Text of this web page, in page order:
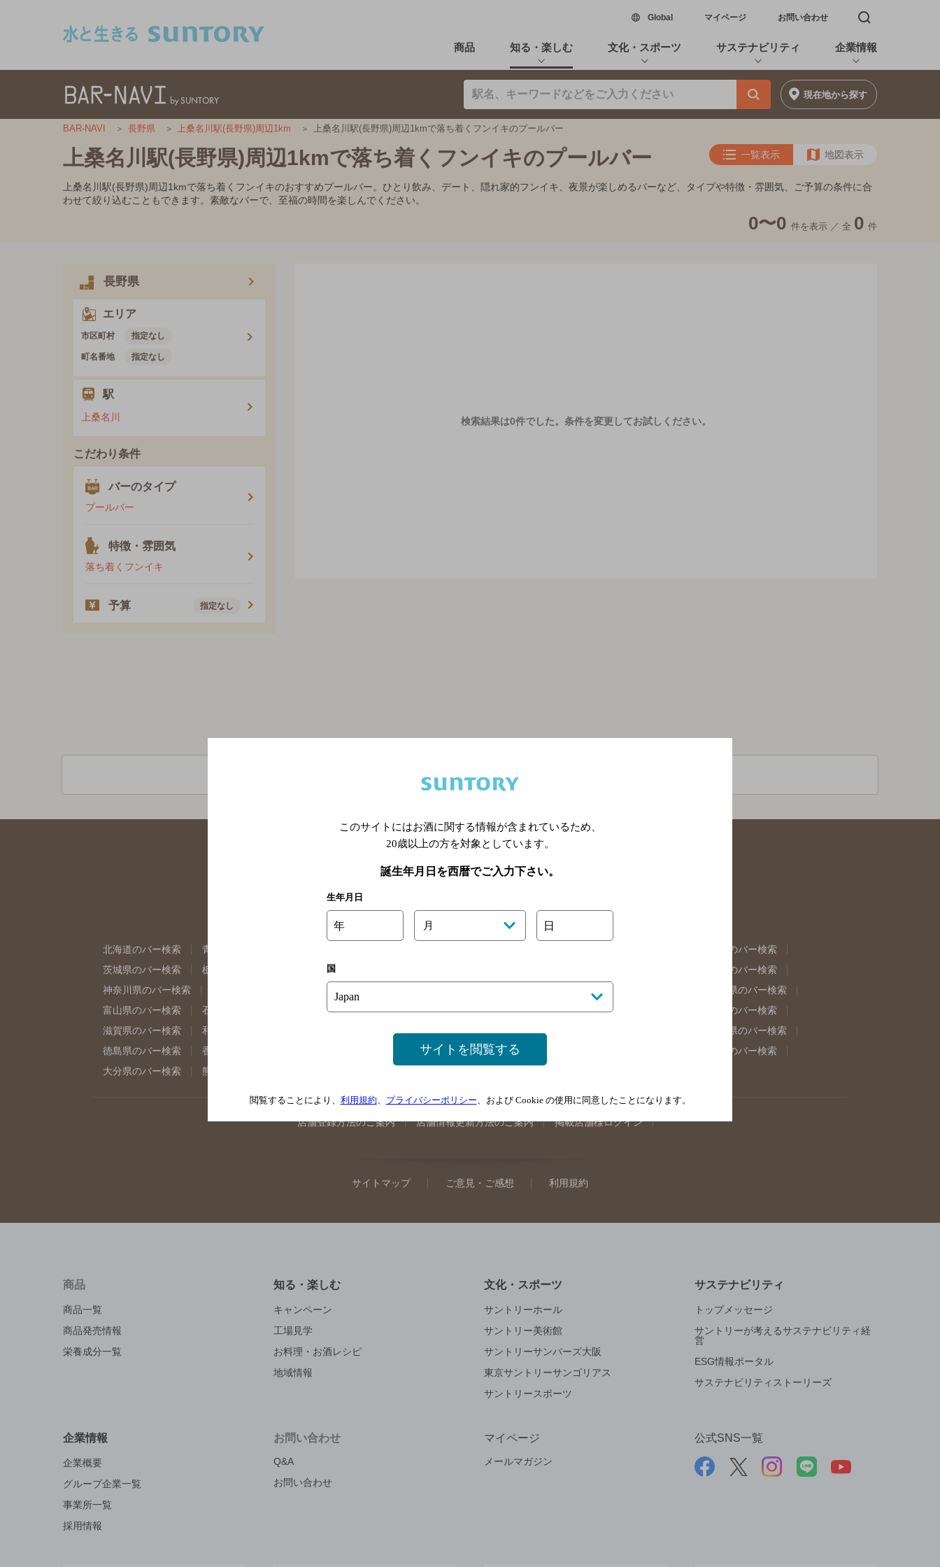
Global新しいウィンドウで開く
マイページ お問い合わせ 検索窓を開く
商品 知る・楽しむ 文化・スポーツ サステナビリティ 企業情報
現在地から探す
BAR-NAVI 長野県 上桑名川駅(長野県)周辺1km 上桑名川駅(長野県)周辺1kmで落ち着くフンイキのプールバー
上桑名川駅(長野県)周辺1kmで落ち着くフンイキのプールバー 一覧表示 地図表示
上桑名川駅(長野県)周辺1kmで落ち着くフンイキのおすすめプールバー。ひとり飲み、デート、隠れ家的フンイキ、夜景が楽しめるバーなど、タイプや特徴・雰囲気、ご予算の条件に合
わせて絞り込むこともできます。素敵なバーで、至福の時間を楽しんでください。
0〜0 件を表示 ／ 全 0 件
長野県
エリア
市区町村 指定なし
町名番地 指定なし
駅
上桑名川
こだわり条件
バーのタイプ
プールバー
特徴・雰囲気
落ち着くフンイキ
予算 指定なし
検索結果は0件でした。 条件を変更してお試しください。
関連ページ
北海道のバー検索 青森県のバー検索
福島県のバー検索
茨城県のバー検索
栃木県のバー検索 群馬県のバー検索
東京都のバー検索
神奈川県のバー検索
埼玉県のバー検索
岐阜県のバー検索
富山県のバー検索
石川県のバー検索 福井県のバー検索 大阪府のバー検索 京都府のバー検索 兵庫県のバー検索
奈良県のバー検索
滋賀県のバー検索
和歌山県のバー検索 岡山県のバー検索 山口県のバー検索
島根県のバー検索
徳島県のバー検索
香川県のバー検索 高知県のバー検索 福岡県のバー検索
佐賀県のバー検索
大分県のバー検索
熊本県のバー検索
店舗登録方法のご案内 店舗情報更新方法のご案内 掲載店舗様ログイン
サイトマップ ご意見・ご感想 利用規約
商品
商品一覧
商品発売情報
栄養成分一覧
知る・楽しむ
キャンペーン
工場見学
お料理・お酒レシピ
地域情報
文化・スポーツ
サントリーホール
サントリー美術館
サントリーサンバーズ大阪
東京サントリーサンゴリアス
サントリースポーツ
サステナビリティ
トップメッセージ
サントリーが考えるサステナビリティ経
営
ESG情報ポータル
サステナビリティストーリーズ
企業情報
企業概要
グループ企業一覧
事業所一覧
採用情報
お問い合わせ
Q&A
お問い合わせ
マイページ
メールマガジン
公式SNS一覧
このサイトにはお酒に関する情報が含まれているため、
20歳以上の方を対象としています。
誕生年月日を西暦でご入力下さい。
生年月日
年 月 日
国
サイトを閲覧する
閲覧することにより、 利用規約、 プライバシーポリシー、および Cookie の使用に同意したことになります。